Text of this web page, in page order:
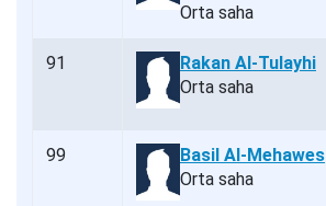
Orta saha
91
Rakan Al-Tulayhi
Orta saha
99
Basil Al-Mehawes
Orta saha